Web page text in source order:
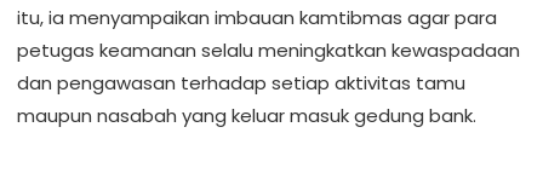
itu, ia menyampaikan imbauan kamtibmas agar para
petugas keamanan selalu meningkatkan kewaspadaan
dan pengawasan terhadap setiap aktivitas tamu
maupun nasabah yang keluar masuk gedung bank.